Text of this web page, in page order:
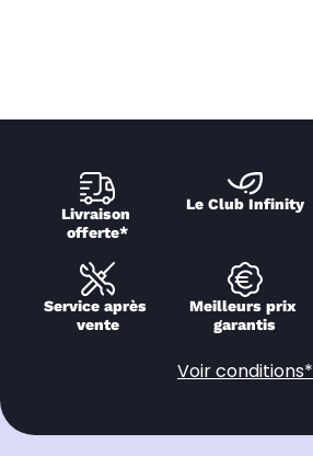
Livraison
offerte*
Le Club Infinity
Service après
vente
Meilleurs prix
garantis
Voir conditions*